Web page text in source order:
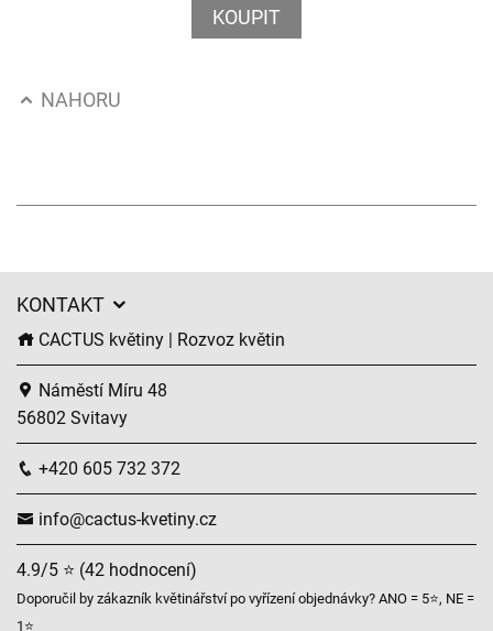
KOUPIT
NAHORU
KONTAKT
CACTUS květiny | Rozvoz květin
Náměstí Míru 48
56802 Svitavy
+420 605 732 372
info@cactus-kvetiny.cz
4.9/5 ⭐ (42 hodnocení)
Doporučil by zákazník květinářství po vyřízení objednávky? ANO = 5⭐, NE =
1⭐